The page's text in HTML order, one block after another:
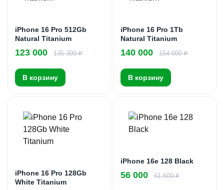
iPhone 16 Pro 512Gb
Natural Titanium
123 000 135 300 ₽
В корзину
iPhone 16 Pro 1Tb
Natural Titanium
140 000 154 000 ₽
В корзину
iPhone 16 Pro 128Gb
White Titanium
iPhone 16e 128 Black
56 000 61 600 ₽